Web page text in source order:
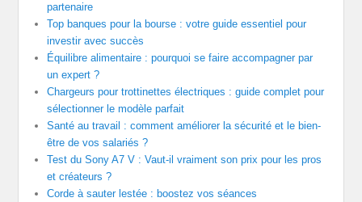
partenaire
Top banques pour la bourse : votre guide essentiel pour
investir avec succès
Équilibre alimentaire : pourquoi se faire accompagner par
un expert ?
Chargeurs pour trottinettes électriques : guide complet pour
sélectionner le modèle parfait
Santé au travail : comment améliorer la sécurité et le bien-
être de vos salariés ?
Test du Sony A7 V : Vaut-il vraiment son prix pour les pros
et créateurs ?
Corde à sauter lestée : boostez vos séances